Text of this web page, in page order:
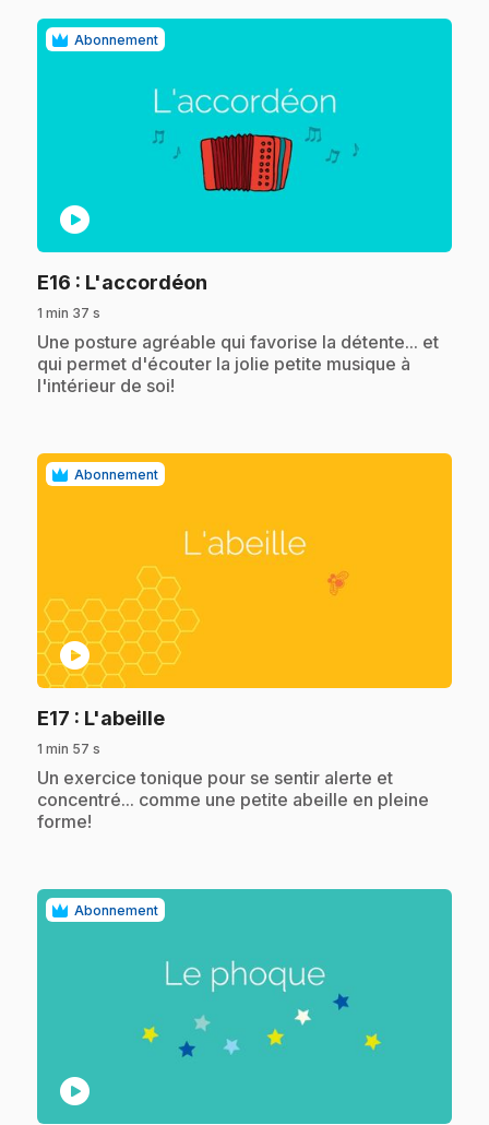
Abonnement
play_circle
E16 : L'accordéon
1 min 37 s
.Une posture agréable qui favorise la détente... et
qui permet d'écouter la jolie petite musique à
l'intérieur de soi!
Abonnement
play_circle
E17 : L'abeille.
1 min 57 s
.Un exercice tonique pour se sentir alerte et
concentré... comme une petite abeille en pleine
forme!
Abonnement
play_circle